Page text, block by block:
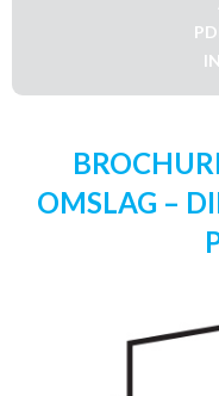
OMSLAG –